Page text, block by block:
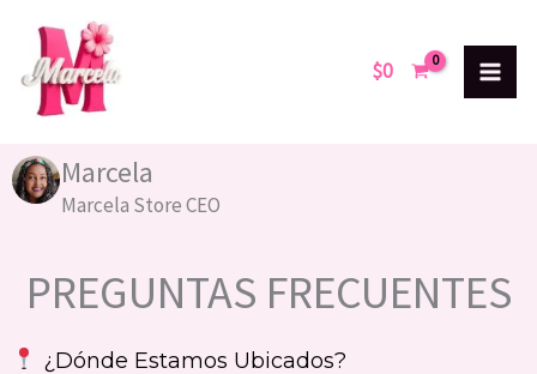
contenido
$0
Marcela
Marcela Store CEO
PREGUNTAS FRECUENTES
¿Dónde Estamos Ubicados?